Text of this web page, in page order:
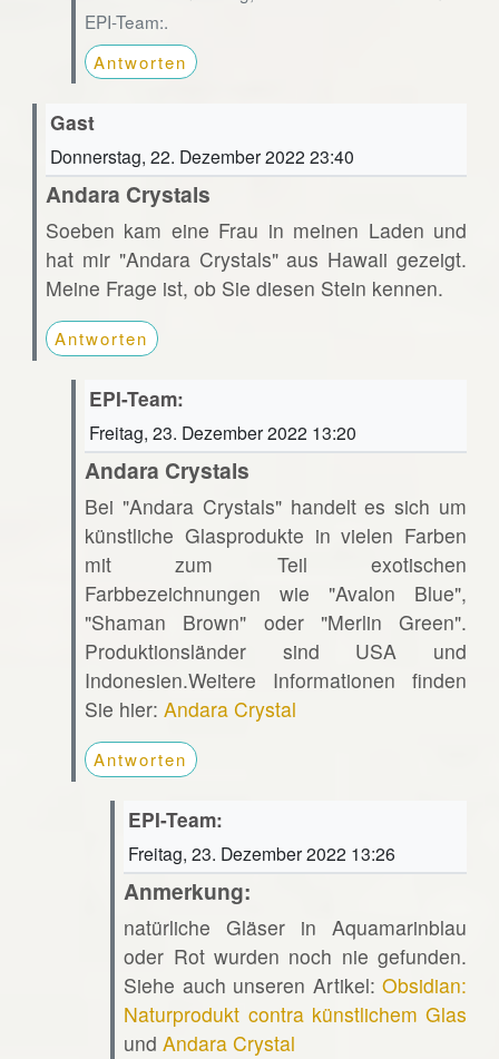
EPI-Team:.
Antworten
Gast
Donnerstag, 22. Dezember 2022 23:40
Andara Crystals
Soeben kam eine Frau in meinen Laden und
hat mir "Andara Crystals" aus Hawaii gezeigt.
Meine Frage ist, ob Sie diesen Stein kennen.
Antworten
EPI-Team:
Freitag, 23. Dezember 2022 13:20
Andara Crystals
Bei "Andara Crystals" handelt es sich um
künstliche Glasprodukte in vielen Farben
mit zum Teil exotischen
Farbbezeichnungen wie "Avalon Blue",
"Shaman Brown" oder "Merlin Green".
Produktionsländer sind USA und
Indonesien.Weitere Informationen finden
Sie hier: Andara Crystal
Antworten
EPI-Team:
Freitag, 23. Dezember 2022 13:26
Anmerkung:
natürliche Gläser in Aquamarinblau
oder Rot wurden noch nie gefunden.
Siehe auch unseren Artikel:Obsidian:
Naturprodukt contra künstlichem Glas
undAndara Crystal